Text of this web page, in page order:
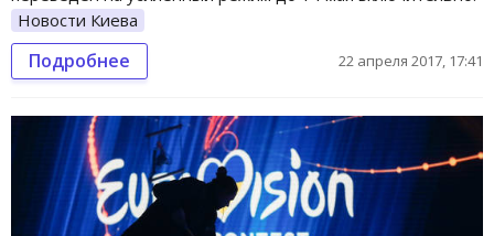
Новости Киева
Подробнее 22 апреля 2017, 17:41